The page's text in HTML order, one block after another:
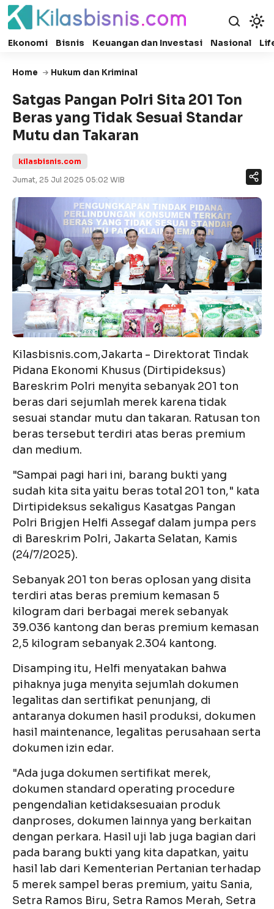
Ekonomi Bisnis Keuangan dan Investasi Nasional
Home Hukum dan Kriminal
Satgas Pangan Polri Sita 201 Ton
Beras yang Tidak Sesuai Standar
Mutu dan Takaran
kilasbisnis.com
Jumat, 25 Jul 2025 05:02 WIB
Kilasbisnis.com,Jakarta - Direktorat Tindak
Pidana Ekonomi Khusus (Dirtipideksus)
Bareskrim Polri menyita sebanyak 201 ton
beras dari sejumlah merek karena tidak
sesuai standar mutu dan takaran. Ratusan ton
beras tersebut terdiri atas beras premium
dan medium.
"Sampai pagi hari ini, barang bukti yang
sudah kita sita yaitu beras total 201 ton," kata
Dirtipideksus sekaligus Kasatgas Pangan
Polri Brigjen Helfi Assegaf dalam jumpa pers
di Bareskrim Polri, Jakarta Selatan, Kamis
(24/7/2025).
Sebanyak 201 ton beras oplosan yang disita
terdiri atas beras premium kemasan 5
kilogram dari berbagai merek sebanyak
39.036 kantong dan beras premium kemasan
2,5 kilogram sebanyak 2.304 kantong.
Disamping itu, Helfi menyatakan bahwa
pihaknya juga menyita sejumlah dokumen
legalitas dan sertifikat penunjang, di
antaranya dokumen hasil produksi, dokumen
hasil maintenance, legalitas perusahaan serta
dokumen izin edar.
"Ada juga dokumen sertifikat merek,
dokumen standard operating procedure
pengendalian ketidaksesuaian produk
danproses, dokumen lainnya yang berkaitan
dengan perkara. Hasil uji lab juga bagian dari
pada barang bukti yang kita dapatkan, yaitu
hasil lab dari Kementerian Pertanian terhadap
5 merek sampel beras premium, yaitu Sania,
Setra Ramos Biru, Setra Ramos Merah, Setra